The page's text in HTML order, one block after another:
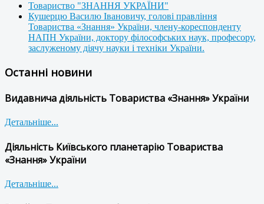
Товариство "ЗНАННЯ УКРАЇНИ"
Кушерцю Василю Івановичу, голові правління
Товариства «Знання» України, члену-кореспонденту
НАПН України, доктору філософських наук, професору,
заслуженому діячу науки і техніки України.
Останні новини
Видавнича діяльність Товариства «Знання» України
Детальніше...
Діяльність Київського планетарію Товариства
«Знання» України
Детальніше...